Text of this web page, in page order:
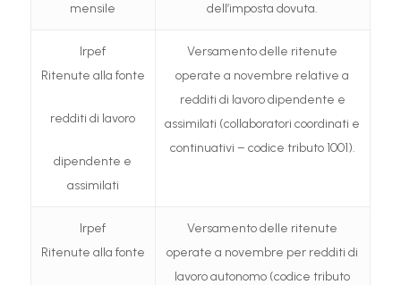
mensile
dell’imposta dovuta.
Irpef
Ritenute alla fonte
redditi di lavoro
dipendente e
assimilati
Versamento delle ritenute
operate a novembre relative a
redditi di lavoro dipendente e
assimilati (collaboratori coordinati e
continuativi – codice tributo 1001).
Irpef
Ritenute alla fonte
Versamento delle ritenute
operate a novembre per redditi di
lavoro autonomo (codice tributo